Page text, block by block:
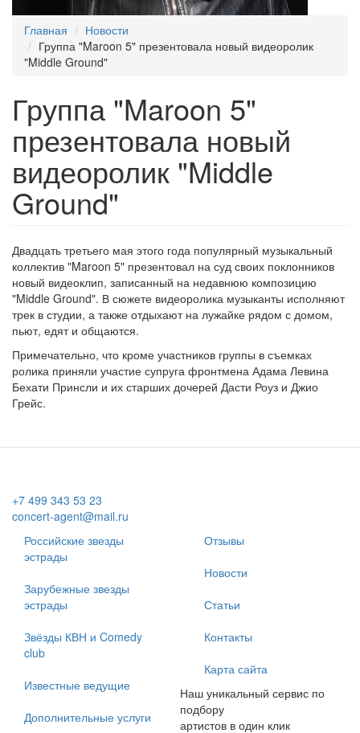
Главная
Новости
Группа "Maroon 5" презентовала новый видеоролик
"Middle Ground"
Группа "Maroon 5"
презентовала новый
видеоролик "Middle
Ground"
Двадцать третьего мая этого года популярный музыкальный
коллектив "Maroon 5" презентовал на суд своих поклонников
новый видеоклип, записанный на недавнюю композицию
"Middle Ground". В сюжете видеоролика музыканты исполняют
трек в студии, а также отдыхают на лужайке рядом с домом,
пьют, едят и общаются.
Примечательно, что кроме участников группы в съемках
ролика приняли участие супруга фронтмена Адама Левина
Бехати Принсли и их старших дочерей Дасти Роуз и Джио
Грейс.
+7 499 343 53 23
concert-agent@mail.ru
Российские звезды
эстрады
Зарубежные звезды
эстрады
Звёзды КВН и Comedy
club
Известные ведущие
Дополнительные услуги
Отзывы
Новости
Статьи
Контакты
Карта сайта
Наш уникальный сервис по
подбору
артистов в один клик